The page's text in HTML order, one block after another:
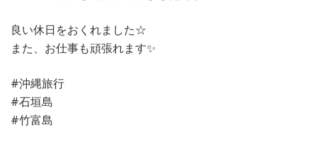
良い休日をおくれました☆
また、お仕事も頑張れます✨
#沖縄旅行
#石垣島
#竹富島